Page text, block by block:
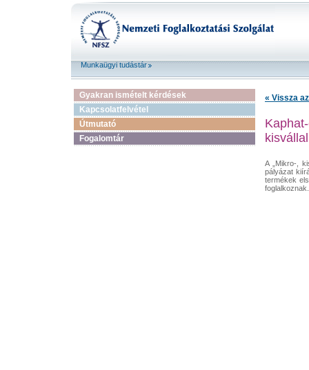
Munkaügyi tudástár
Gyakran ismételt kérdések
Kapcsolatfelvétel
Útmutató
Fogalomtár
« Vissza
A „Mikro-,
pályázat
termékek
foglalkoznak.